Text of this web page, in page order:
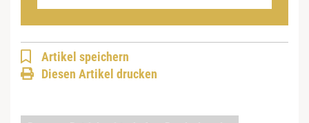
Artikel speichern
Diesen Artikel drucken